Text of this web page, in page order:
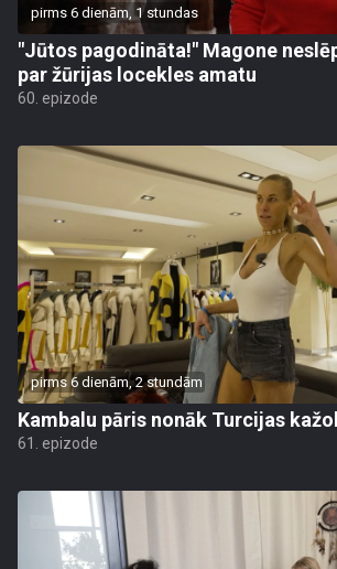
pirms 6 dienām, 1 stundas
"Jūtos pagodināta!" Magone
par žūrijas locekles amatu
60. epizode
pirms 6 dienām, 2 stundām
Kambalu pāris nonāk Turcijas
61. epizode